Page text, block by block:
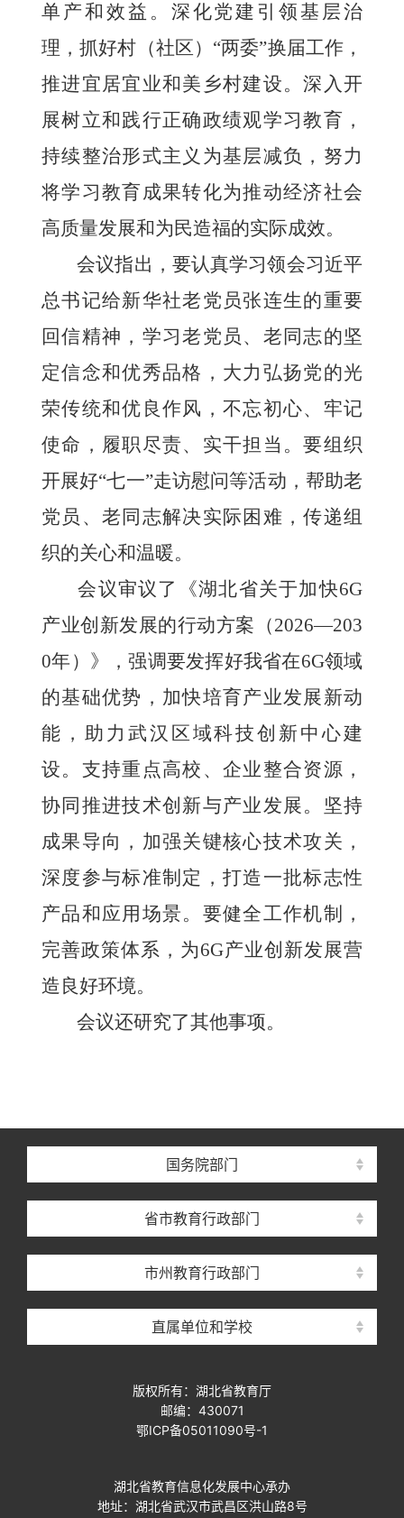
单产和效益。深化党建引领基层治
理，抓好村（社区）“两委”换届工作，
推进宜居宜业和美乡村建设。深入开
展树立和践行正确政绩观学习教育，
持续整治形式主义为基层减负，努力
将学习教育成果转化为推动经济社会
高质量发展和为民造福的实际成效。
会议指出，要认真学习领会习近平
总书记给新华社老党员张连生的重要
回信精神，学习老党员、老同志的坚
定信念和优秀品格，大力弘扬党的光
荣传统和优良作风，不忘初心、牢记
使命，履职尽责、实干担当。要组织
开展好“七一”走访慰问等活动，帮助老
党员、老同志解决实际困难，传递组
织的关心和温暖。
会议审议了《湖北省关于加快6G
产业创新发展的行动方案（2026—203
0年）》，强调要发挥好我省在6G领域
的基础优势，加快培育产业发展新动
能，助力武汉区域科技创新中心建
设。支持重点高校、企业整合资源，
协同推进技术创新与产业发展。坚持
成果导向，加强关键核心技术攻关，
深度参与标准制定，打造一批标志性
产品和应用场景。要健全工作机制，
完善政策体系，为6G产业创新发展营
造良好环境。
会议还研究了其他事项。
国务院部门
省市教育行政部门
市州教育行政部门
直属单位和学校
版权所有：湖北省教育厅
邮编：430071
鄂ICP备05011090号-1
湖北省教育信息化发展中心承办
地址：湖北省武汉市武昌区洪山路8号